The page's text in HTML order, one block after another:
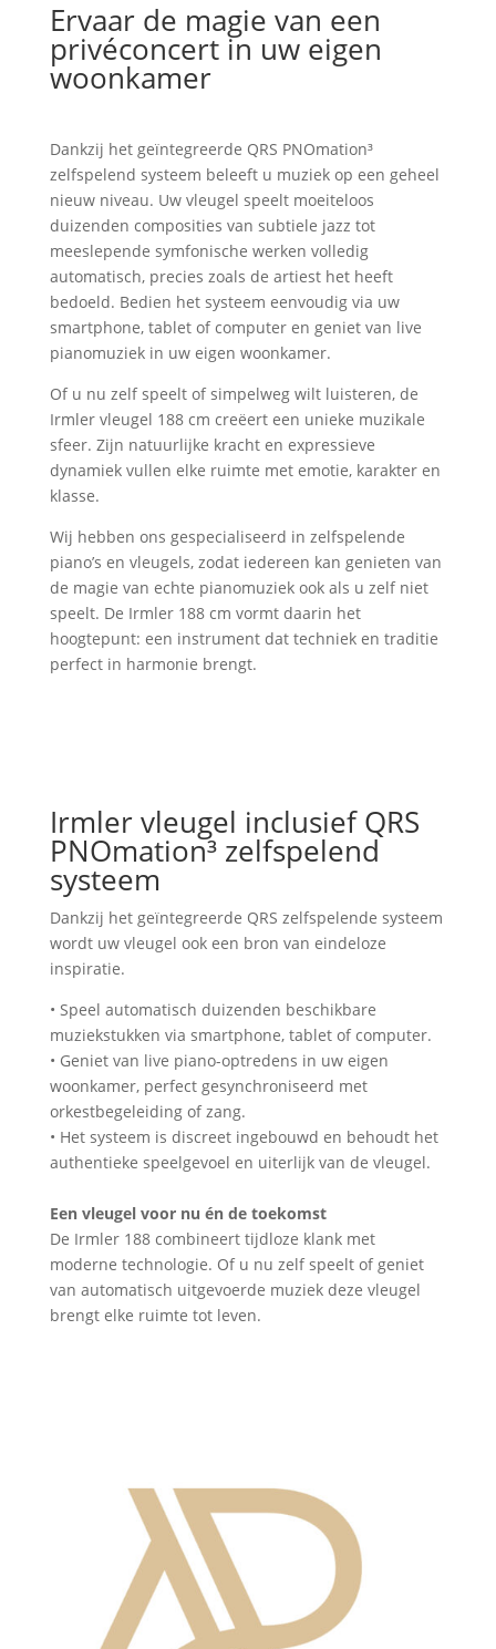
Ervaar de magie van een
privéconcert in uw eigen
woonkamer
Dankzij het geïntegreerde QRS PNOmation³
zelfspelend systeem beleeft u muziek op een geheel
nieuw niveau. Uw vleugel speelt moeiteloos
duizenden composities van subtiele jazz tot
meeslepende symfonische werken volledig
automatisch, precies zoals de artiest het heeft
bedoeld. Bedien het systeem eenvoudig via uw
smartphone, tablet of computer en geniet van live
pianomuziek in uw eigen woonkamer.
Of u nu zelf speelt of simpelweg wilt luisteren, de
Irmler vleugel 188 cm creëert een unieke muzikale
sfeer. Zijn natuurlijke kracht en expressieve
dynamiek vullen elke ruimte met emotie, karakter en
klasse.
Wij hebben ons gespecialiseerd in zelfspelende
piano’s en vleugels, zodat iedereen kan genieten van
de magie van echte pianomuziek ook als u zelf niet
speelt. De Irmler 188 cm vormt daarin het
hoogtepunt: een instrument dat techniek en traditie
perfect in harmonie brengt.
Irmler vleugel inclusief QRS
PNOmation³ zelfspelend
systeem
Dankzij het geïntegreerde QRS zelfspelende systeem
wordt uw vleugel ook een bron van eindeloze
inspiratie.
• Speel automatisch duizenden beschikbare
muziekstukken via smartphone, tablet of computer.
• Geniet van live piano-optredens in uw eigen
woonkamer, perfect gesynchroniseerd met
orkestbegeleiding of zang.
• Het systeem is discreet ingebouwd en behoudt het
authentieke speelgevoel en uiterlijk van de vleugel.
Een vleugel voor nu én de toekomst
De Irmler 188 combineert tijdloze klank met
moderne technologie. Of u nu zelf speelt of geniet
van automatisch uitgevoerde muziek deze vleugel
brengt elke ruimte tot leven.